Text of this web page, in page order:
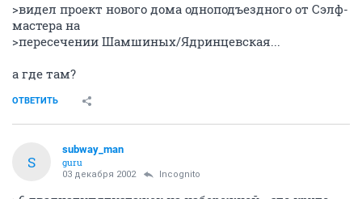
>видел проект нового дома одноподъездного от Сэлф-
мастера на
>пересечении Шамшиных/Ядринцевская...
а где там?
ОТВЕТИТЬ
S
subway_man
guru
03 декабря 2002 Incognito